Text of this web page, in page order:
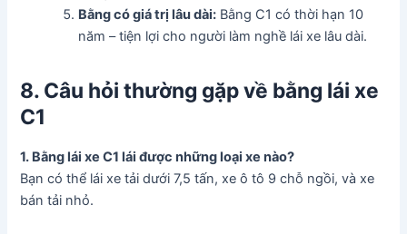
Bằng có giá trị lâu dài: Bằng C1 có thời hạn 10
năm – tiện lợi cho người làm nghề lái xe lâu dài.
8. Câu hỏi thường gặp về bằng lái xe
C1
1. Bằng lái xe C1 lái được những loại xe nào?
Bạn có thể lái xe tải dưới 7,5 tấn, xe ô tô 9 chỗ ngồi, và xe
bán tải nhỏ.